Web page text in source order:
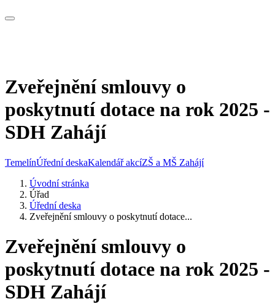
Zveřejnění smlouvy o
poskytnutí dotace na rok 2025 -
SDH Zahájí
TemelínÚřední deskaKalendář akcíZŠ a MŠ Zahájí
Úvodní stránka
Úřad
Úřední deska
Zveřejnění smlouvy o poskytnutí dotace...
Zveřejnění smlouvy o
poskytnutí dotace na rok 2025 -
SDH Zahájí